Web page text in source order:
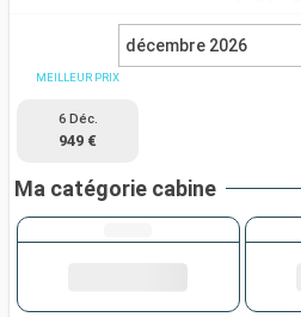
décembre 2026
MEILLEUR PRIX
6 Déc.
949 €
Ma catégorie cabine